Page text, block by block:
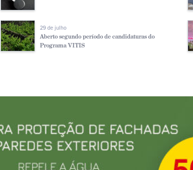
29 de julho
Aberto segundo período de candidaturas do
Programa VITIS